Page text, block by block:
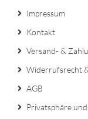
Impressum
Kontakt
Versand- &
Widerrufsrecht
AGB
Privatsphäre